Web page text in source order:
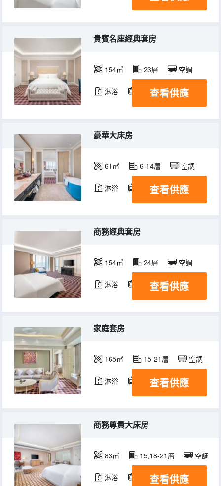
貴賓名座經典套房
154㎡ 23層 空調
淋浴 電視機 冰箱
查看供應
豪華大床房
61㎡ 6-14層 空調
淋浴 電視機 冰箱
查看供應
商務經典套房
154㎡ 24層 空調
淋浴 電視機 冰箱
查看供應
家庭套房
165㎡ 15-21層 空調
淋浴 電視機 冰箱
查看供應
商務尊貴大床房
83㎡ 15,18-21層 空調
淋浴 電視機 冰箱
查看供應